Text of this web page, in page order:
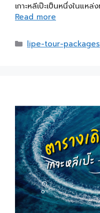
เกาะหลีเป๊ะเป็นหนึ่งในแห
Read more
lipe-tour-packages